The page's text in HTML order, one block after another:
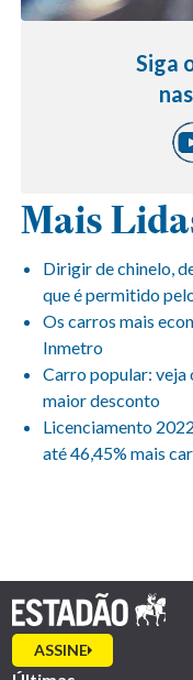
Siga
Mais
Dirigir de chinelo,
que é permitido
Os carros mais
Inmetro
Carro popular: veja
maior desconto
Licenciamento
até 46,45% mais